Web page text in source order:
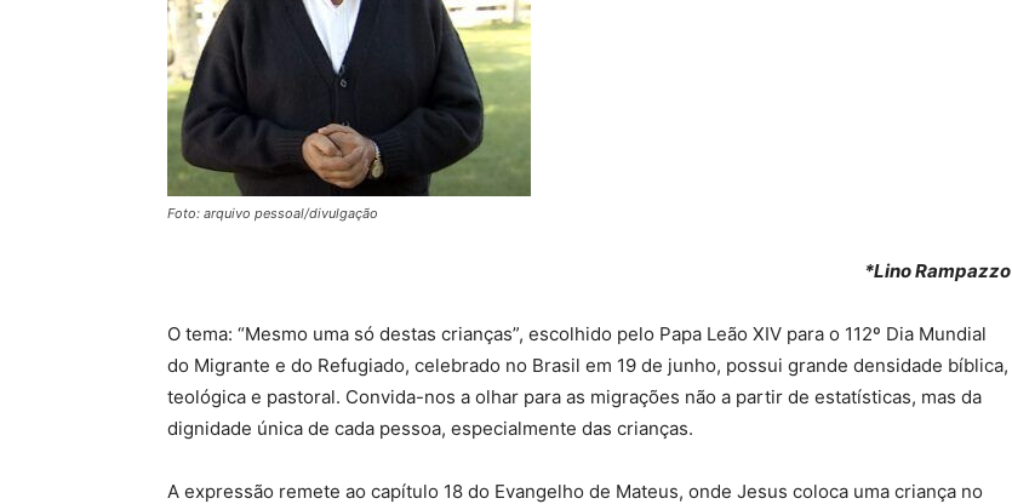
Foto: arquivo pessoal/divulgação
*Lino Rampazzo
O tema: “Mesmo uma só destas crianças”, escolhido pelo Papa Leão XIV para o 112º Dia Mundial
do Migrante e do Refugiado, celebrado no Brasil em 19 de junho, possui grande densidade bíblica,
teológica e pastoral. Convida-nos a olhar para as migrações não a partir de estatísticas, mas da
dignidade única de cada pessoa, especialmente das crianças.
A expressão remete ao capítulo 18 do Evangelho de Mateus, onde Jesus coloca uma criança no